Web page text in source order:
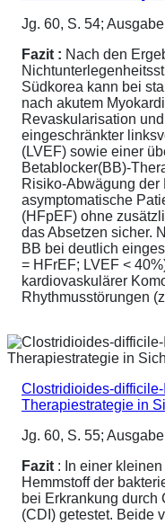
Jg. 60, S. 54;
Fazit : Nach den
Südkorea kann bei
nach akutem
Revaskularisation
eingeschränkter
(LVEF) sowie einer
Betablocker(BB)-
Risiko-Abwägung der
asymptomatische
(HFpEF) ohne
das Absetzen sicher.
BB bei deutlich
= HFrEF; LVEF <
kardiovaskulärer
Rhythmusstörungen
Clostridioides-
Therapiestrategie in
Jg. 60, S. 55;
Fazit : In einer
Hemmstoff der
bei Erkrankung durch
(CDI) getestet. Beide